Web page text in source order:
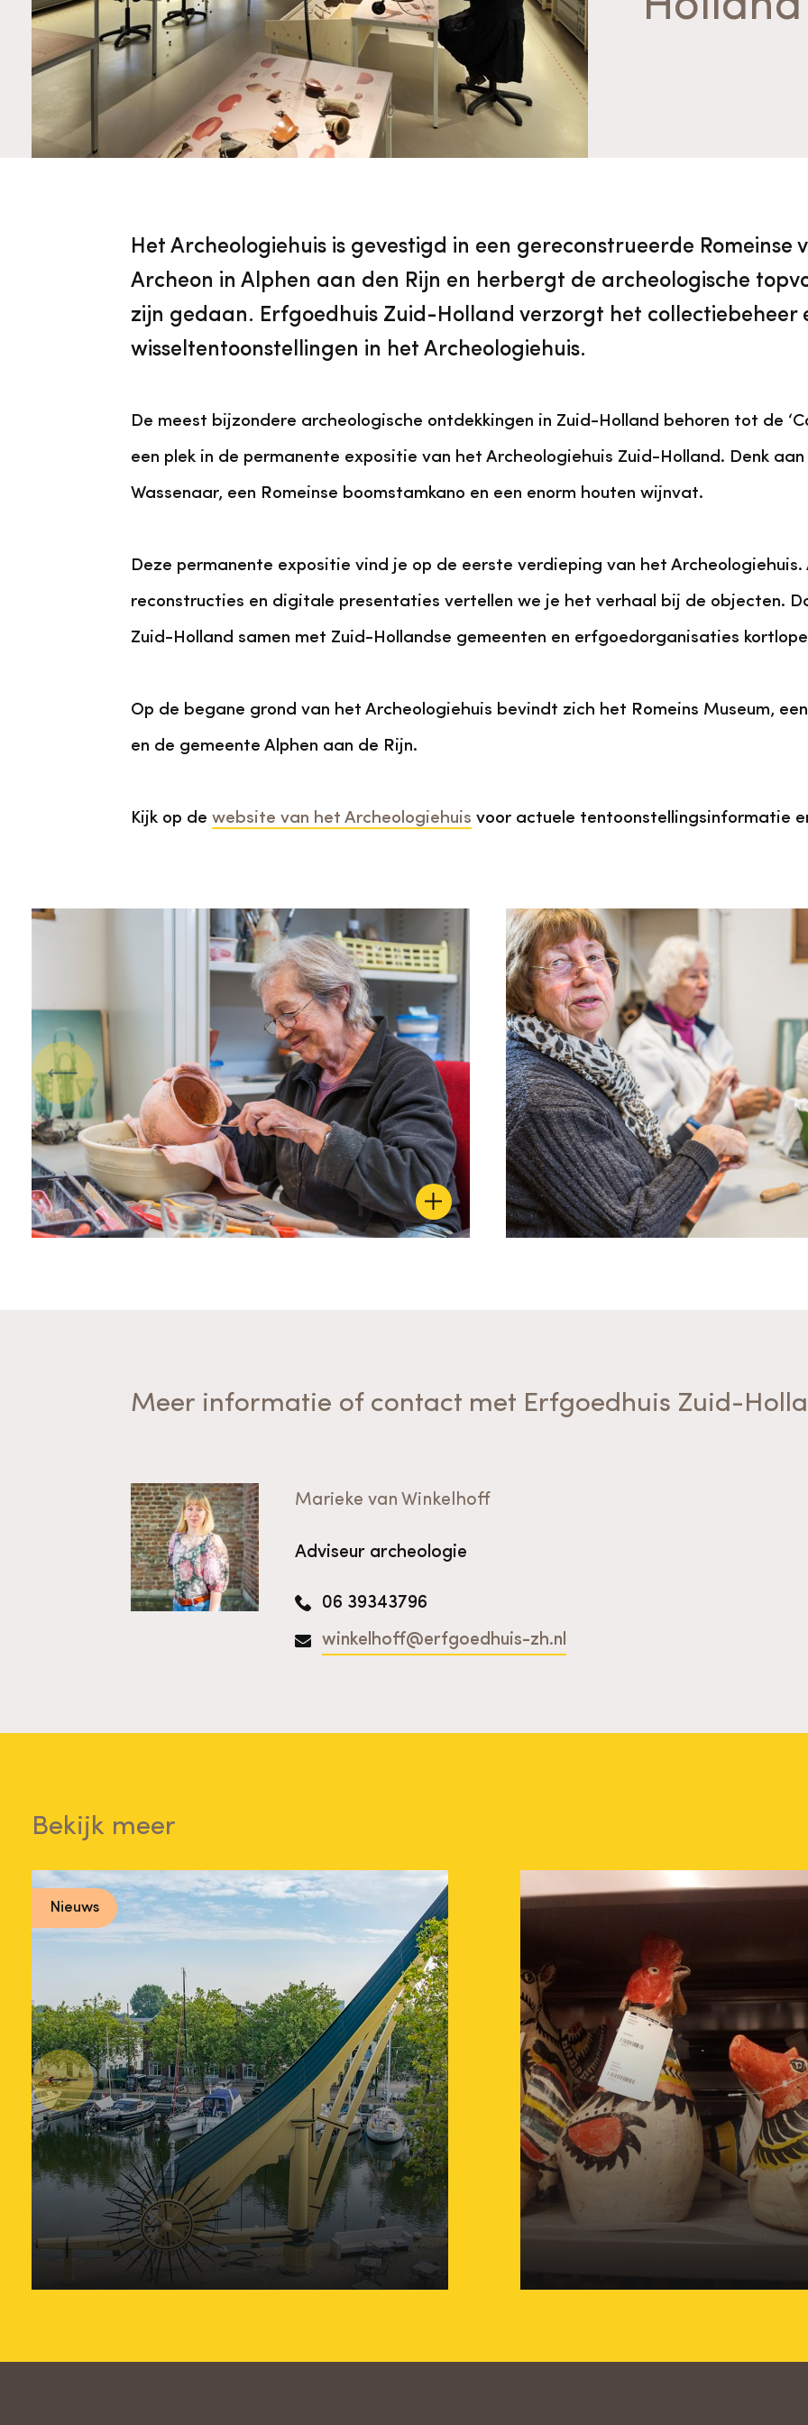
Downloads en nieuwsbrieven
Nieuwsbrieven
Contact
Veelgestelde vragen
Digitale toegankelijkheid
Cultureel Erfgoed
vrijwilligers
Diensten Aanvraagformulier
Organisatie Onze medewerkers
Het Archeologiehuis is gevestigd in een gereconstrueerde Romeinse
Archeon in Alphen aan den Rijn en herbergt de archeologische
zijn gedaan. Erfgoedhuis Zuid-Holland verzorgt het collectiebeheer
wisseltentoonstellingen in het Archeologiehuis.
De meest bijzondere archeologische ontdekkingen in Zuid-Holland behoren tot de
een plek in de permanente expositie van het Archeologiehuis Zuid-Holland. Denk
Wassenaar, een Romeinse boomstamkano en een enorm houten wijnvat.
Deze permanente expositie vind je op de eerste verdieping van het
reconstructies en digitale presentaties vertellen we je het verhaal bij de objecten.
Zuid-Holland samen met Zuid-Hollandse gemeenten en erfgoedorganisaties
Op de begane grond van het Archeologiehuis bevindt zich het Romeins Museum,
en de gemeente Alphen aan de Rijn.
Kijk op de website van het Archeologiehuis voor actuele tentoonstellingsinformatie
Vorige
Meer informatie of contact met Erfgoedhuis Zuid-
Marieke van Winkelhoff
Adviseur archeologie
06 39343796
winkelhoff@erfgoedhuis-zh.nl
Bekijk meer
Iconische Stadskraan in
Vlaardingen gerestaureerd
en teruggebracht
26 november 2021
Nieuws
Collectiebeheer
Vorige